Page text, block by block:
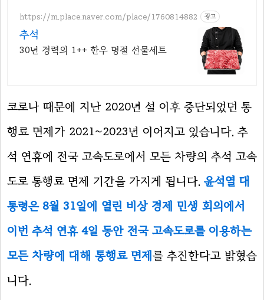
https://m.place.naver.com/place/1760814882 광고
추석
30년 경력의 1++ 한우 명절 선물세트
코로나 때문에 지난 2020년 설 이후 중단되었던 통
행료 면제가 2021~2023년 이어지고 있습니다. 추
석 연휴에 전국 고속도로에서 모든 차량의 추석 고속
도로 통행료 면제 기간을 가지게 됩니다. 윤석열 대
통령은 8월 31일에 열린 비상 경제 민생 회의에서
이번 추석 연휴 4일 동안 전국 고속도로를 이용하는
모든 차량에 대해 통행료 면제를 추진한다고 밝혔습
니다.